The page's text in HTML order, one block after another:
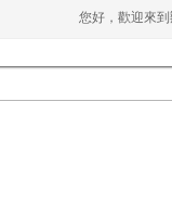
官网,草莓视频
看2023
您好，歡迎